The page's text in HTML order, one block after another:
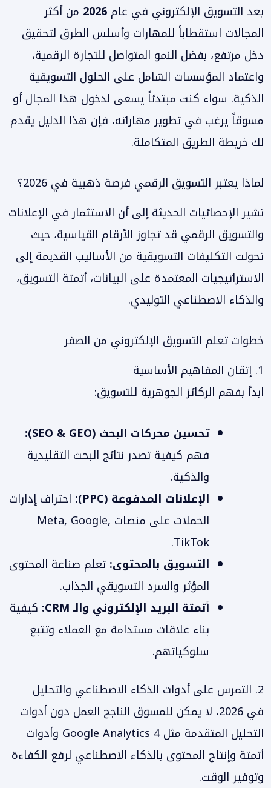
يعد التسويق الإلكتروني في عام 2026 من أكثر
المجالات استقطاباً للمهارات وأسلس الطرق لتحقيق
دخل مرتفع، بفضل النمو المتواصل للتجارة الرقمية،
واعتماد المؤسسات الشامل على الحلول التسويقية
الذكية. سواء كنت مبتدئاً يسعى لدخول هذا المجال أو
مسوقاً يرغب في تطوير مهاراته، فإن هذا الدليل يقدم
لك خريطة الطريق المتكاملة.
لماذا يعتبر التسويق الرقمي فرصة ذهبية في 2026؟
تشير الإحصائيات الحديثة إلى أن الاستثمار في الإعلانات
والتسويق الرقمي قد تجاوز الأرقام القياسية، حيث
تحولت التكليفات التسويقية من الأساليب القديمة إلى
الاستراتيجيات المعتمدة على البيانات، أتمتة التسويق،
والذكاء الاصطناعي التوليدي.
خطوات تعلم التسويق الإلكتروني من الصفر
1. إتقان المفاهيم الأساسية
ابدأ بفهم الركائز الجوهرية للتسويق:
تحسين محركات البحث (SEO & GEO):
فهم كيفية تصدر نتائج البحث التقليدية
والذكية.
الإعلانات المدفوعة (PPC):
احتراف إدارات
الحملات على منصات Meta, Google,
TikTok.
التسويق بالمحتوى:تعلم صناعة المحتوى
المؤثر والسرد التسويقي الجذاب.
أتمتة البريد الإلكتروني والـ CRM:
كيفية
بناء علاقات مستدامة مع العملاء وتتبع
سلوكياتهم.
2. التمرس على أدوات الذكاء الاصطناعي والتحليل
في 2026، لا يمكن للمسوق الناجح العمل دون أدوات
التحليل المتقدمة مثل Google Analytics 4 وأدوات
أتمتة وإنتاج المحتوى بالذكاء الاصطناعي لرفع الكفاءة
وتوفير الوقت.